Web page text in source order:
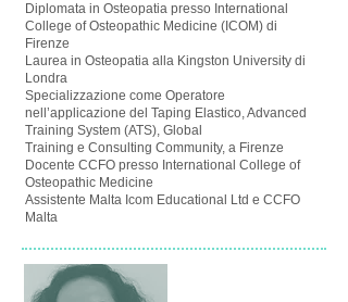
Diplomata in Osteopatia presso International
College of Osteopathic Medicine (ICOM) di
Firenze
Laurea in Osteopatia alla Kingston University di
Londra
Specializzazione come Operatore
nell’applicazione del Taping Elastico, Advanced
Training System (ATS), Global
Training e Consulting Community, a Firenze
Docente CCFO presso International College of
Osteopathic Medicine
Assistente Malta Icom Educational Ltd e CCFO
Malta